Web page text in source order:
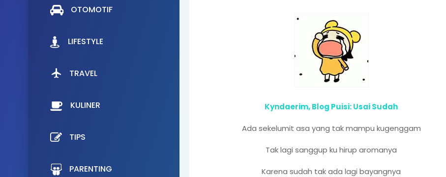
OTOMOTIF
LIFESTYLE
TRAVEL
KULINER
TIPS
PARENTING
Kyndaerim, Blog Puisi: Usai Sudah
Ada sekelumit asa yang tak mampu kugenggam
Tak lagi sanggup ku hirup aromanya
Karena sudah tak ada lagi bayangnya